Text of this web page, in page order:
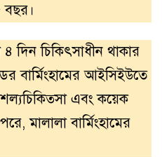
বছর।
দিন চিকিৎসাধীন থাকার
বার্মিংহামের আইসিইউতে
শল্যচিকিত্সা এবং কয়েক
মালালা বার্মিংহামের